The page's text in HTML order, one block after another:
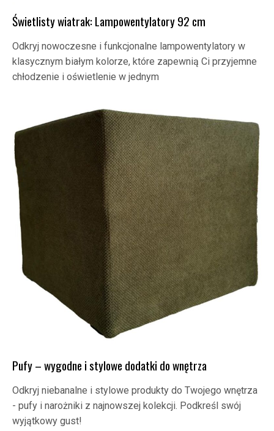
Świetlisty wiatrak: Lampowentylatory 92 cm
Odkryj nowoczesne i funkcjonalne lampowentylatory w
klasycznym białym kolorze, które zapewnią Ci przyjemne
chłodzenie i oświetlenie w jednym
Pufy – wygodne i stylowe dodatki do wnętrza
Odkryj niebanalne i stylowe produkty do Twojego wnętrza
- pufy i narożniki z najnowszej kolekcji. Podkreśl swój
wyjątkowy gust!